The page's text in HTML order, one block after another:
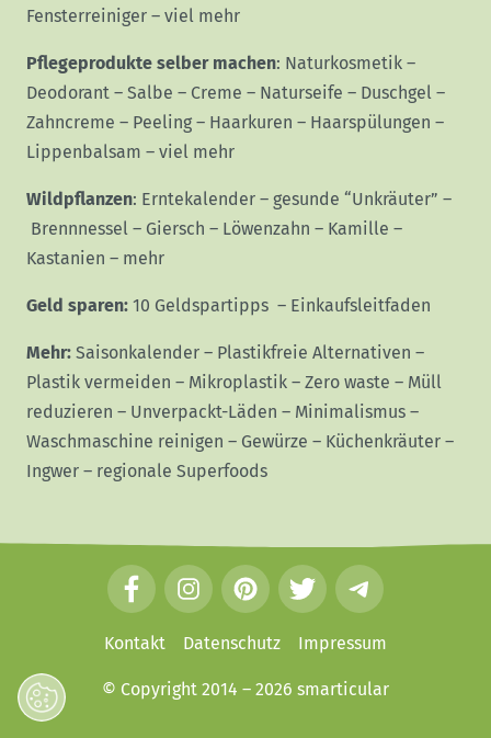
Fensterreiniger – viel mehr
Pflegeprodukte selber machen: Naturkosmetik –
Deodorant – Salbe – Creme – Naturseife – Duschgel –
Zahncreme – Peeling – Haarkuren – Haarspülungen –
Lippenbalsam – viel mehr
Wildpflanzen: Erntekalender – gesunde “Unkräuter” –
Brennnessel – Giersch – Löwenzahn – Kamille –
Kastanien – mehr
Geld sparen: 10 Geldspartipps – Einkaufsleitfaden
Mehr: Saisonkalender – Plastikfreie Alternativen –
Plastik vermeiden – Mikroplastik – Zero waste – Müll
reduzieren – Unverpackt-Läden – Minimalismus –
Waschmaschine reinigen – Gewürze – Küchenkräuter –
Ingwer – regionale Superfoods
a
c
b
n
a
P
i
n
e
T
w
t
T
e
l
g
Kontakt Datenschutz Impressum
© Copyright 2014 – 2026 smarticular